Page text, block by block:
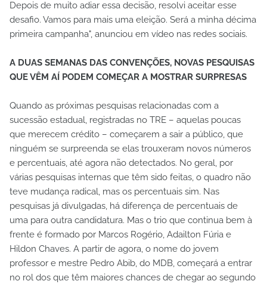
Depois de muito adiar essa decisão, resolvi aceitar esse
desafio. Vamos para mais uma eleição. Será a minha décima
primeira campanha", anunciou em vídeo nas redes sociais.
A DUAS SEMANAS DAS CONVENÇÕES, NOVAS PESQUISAS
QUE VÊM AÍ PODEM COMEÇAR A MOSTRAR SURPRESAS
Quando as próximas pesquisas relacionadas com a
sucessão estadual, registradas no TRE – aquelas poucas
que merecem crédito – começarem a sair a público, que
ninguém se surpreenda se elas trouxeram novos números
e percentuais, até agora não detectados. No geral, por
várias pesquisas internas que têm sido feitas, o quadro não
teve mudança radical, mas os percentuais sim. Nas
pesquisas já divulgadas, há diferença de percentuais de
uma para outra candidatura. Mas o trio que continua bem à
frente é formado por Marcos Rogério, Adailton Fúria e
Hildon Chaves. A partir de agora, o nome do jovem
professor e mestre Pedro Abib, do MDB, começará a entrar
no rol dos que têm maiores chances de chegar ao segundo